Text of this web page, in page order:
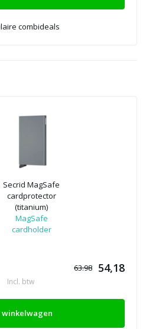
combideals
Secrid MagSafe
cardprotector
(titanium)
MagSafe
cardholder
63.98 54,18
Incl. btw
winkelwagen